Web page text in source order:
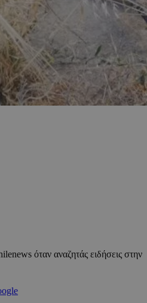
όταν αναζητάς ειδήσεις στην